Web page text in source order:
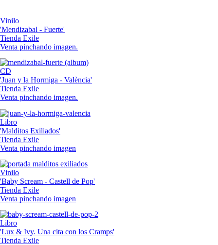
Vinilo
'Mendizabal - Fuerte'
Tienda Exile
Venta pinchando imagen.
CD
'Juan y la Hormiga - València'
Tienda Exile
Venta pinchando imagen.
Libro
'Malditos Exiliados'
Tienda Exile
Venta pinchando imagen
Vinilo
'Baby Scream - Castell de Pop'
Tienda Exile
Venta pinchando imagen
Libro
'Lux & Ivy. Una cita con los Cramps'
Tienda Exile